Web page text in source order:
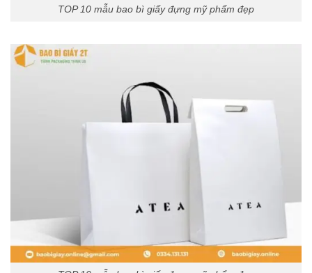
TOP 10 mẫu bao bì giấy đựng mỹ phẩm đẹp